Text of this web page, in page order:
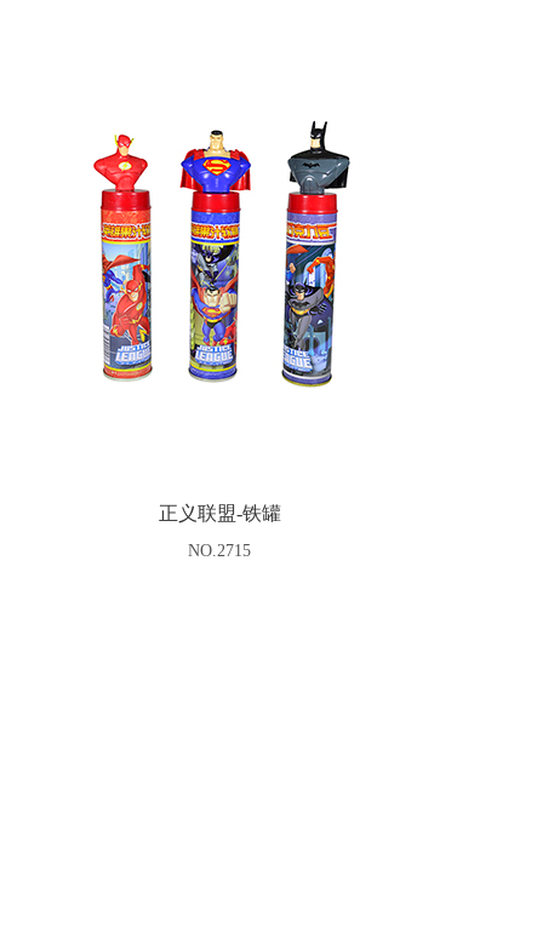
正义联盟-铁罐
NO.2715